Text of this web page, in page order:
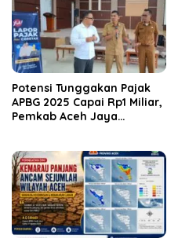
Potensi Tunggakan Pajak
APBG 2025 Capai Rp1 Miliar,
Pemkab Aceh Jaya